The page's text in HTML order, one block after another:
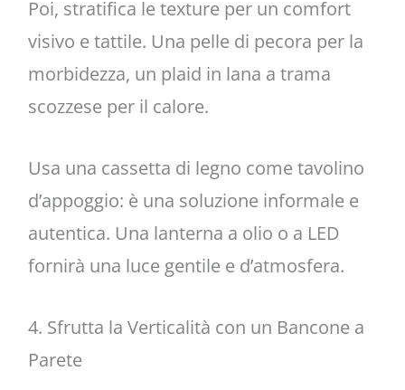
Poi, stratifica le texture per un comfort
visivo e tattile. Una pelle di pecora per la
morbidezza, un plaid in lana a trama
scozzese per il calore.
Usa una cassetta di legno come tavolino
d’appoggio: è una soluzione informale e
autentica. Una lanterna a olio o a LED
fornirà una luce gentile e d’atmosfera.
4. Sfrutta la Verticalità con un Bancone a
Parete